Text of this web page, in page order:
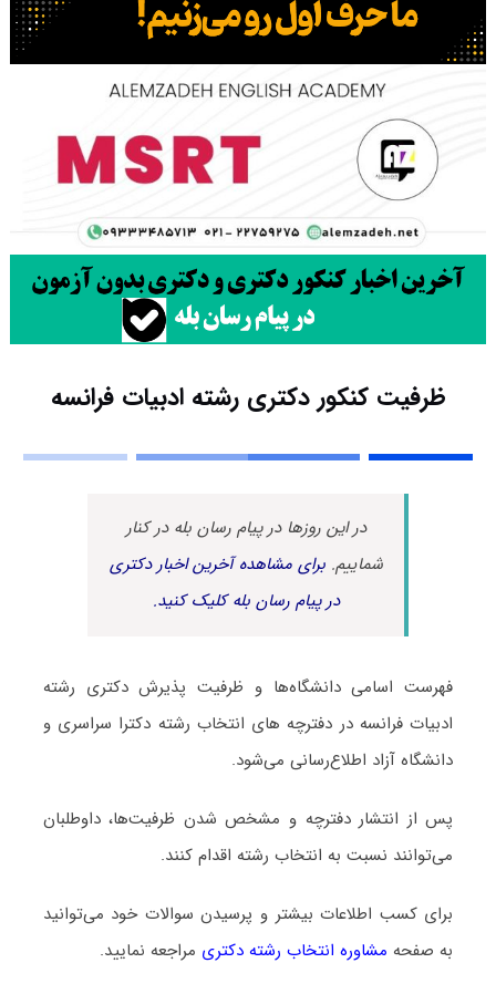
ظرفیت کنکور دکتری رشته ادبیات فراﻧﺴﻪ
در این روزها در پیام رسان بله در کنار
شماییم.برای مشاهده آخرین اخبار دکتری
در پیام رسان بله کلیک کنید.
فهرست اسامی دانشگاه‌ها و ظرفیت پذیرش دکتری رشته
ادبیات فراﻧﺴﻪ در دفترچه های انتخاب رشته دکترا سراسری و
دانشگاه آزاد اطلاع‌رسانی می‌شود.
پس از انتشار دفترچه و مشخص شدن ظرفیت‌ها، داوطلبان
می‌توانند نسبت به انتخاب رشته اقدام کنند.
برای کسب اطلاعات بیشتر و پرسیدن سوالات خود می‌توانید
به صفحه مشاوره انتخاب رشته دکتری مراجعه نمایید.